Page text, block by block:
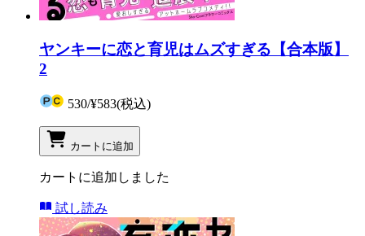
ヤンキーに恋と育児はムズすぎる【合本版】
2
530/¥583(税込)
カートに追加
カートに追加しました
試し読み